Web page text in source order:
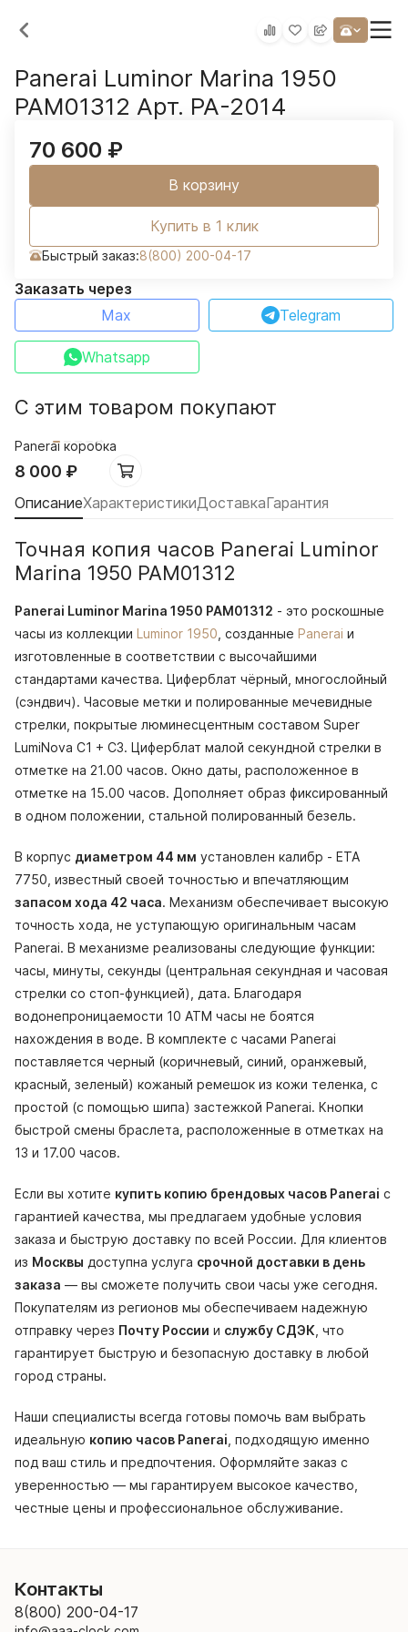
Panerai Luminor Marina 1950
PAM01312 Арт. PA-2014
70 600 ₽
В корзину
Купить в 1 клик
Быстрый заказ:8(800) 200-04-17
Заказать через
Max
Telegram
Whatsapp
С этим товаром покупают
Panerai коробка
8 000 ₽
ОписаниеХарактеристикиДоставкаГарантия
Точная копия часов Panerai Luminor
Marina 1950 PAM01312
Panerai Luminor Marina 1950 PAM01312 - это роскошные
часы из коллекции Luminor 1950 , созданные Panerai и
изготовленные в соответствии с высочайшими
стандартами качества. Циферблат чёрный, многослойный
(сэндвич). Часовые метки и полированные мечевидные
стрелки, покрытые люминесцентным составом Super
LumiNova С1 + С3. Циферблат малой секундной стрелки в
отметке на 21.00 часов. Окно даты, расположенное в
отметке на 15.00 часов. Дополняет образ фиксированный
в одном положении, стальной полированный безель.
В корпус диаметром 44 мм установлен калибр - ETA
7750, известный своей точностью и впечатляющим
запасом хода 42 часа. Механизм обеспечивает высокую
точность хода, не уступающую оригинальным часам
Panerai. В механизме реализованы следующие функции:
часы, минуты, секунды (центральная секундная и часовая
стрелки со стоп-функцией), дата. Благодаря
водонепроницаемости 10 АТМ часы не боятся
нахождения в воде. В комплекте с часами Panerai
поставляется черный (коричневый, синий, оранжевый,
красный, зеленый) кожаный ремешок из кожи теленка, с
простой (с помощью шипа) застежкой Panerai. Кнопки
быстрой смены браслета, расположенные в отметках на
13 и 17.00 часов.
Если вы хотите купить копию брендовых часов Panerai с
гарантией качества, мы предлагаем удобные условия
заказа и быструю доставку по всей России. Для клиентов
из Москвы доступна услуга срочной доставки в день
заказа — вы сможете получить свои часы уже сегодня.
Покупателям из регионов мы обеспечиваем надежную
отправку через Почту России и службу СДЭК , что
гарантирует быструю и безопасную доставку в любой
город страны.
Наши специалисты всегда готовы помочь вам выбрать
идеальную копию часов Panerai , подходящую именно
под ваш стиль и предпочтения. Оформляйте заказ с
уверенностью — мы гарантируем высокое качество,
честные цены и профессиональное обслуживание.
Контакты
8(800) 200-04-17